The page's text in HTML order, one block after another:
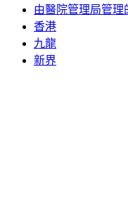
由醫院管理局管理
香港
九龍
新界